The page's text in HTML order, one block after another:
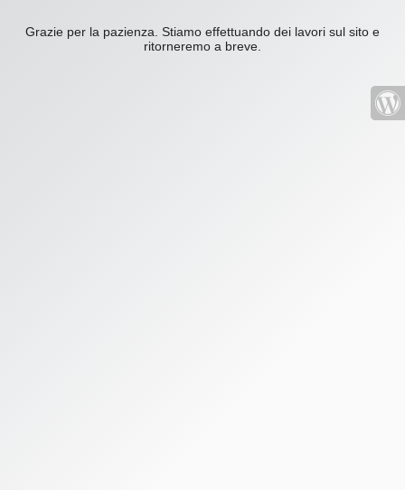
Grazie per la pazienza. Stiamo effettuando dei lavori sul sito e
ritorneremo a breve.